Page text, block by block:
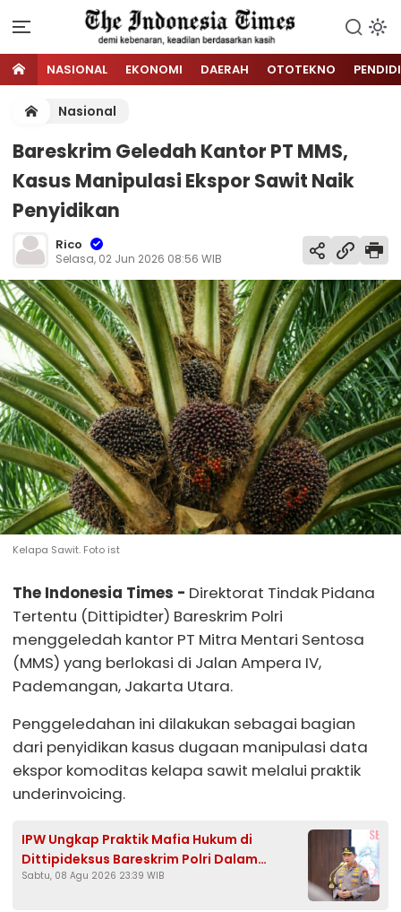
NASIONAL EKONOMI DAERAH OTOTEKNO
Nasional
Bareskrim Geledah Kantor PT MMS,
Kasus Manipulasi Ekspor Sawit Naik
Penyidikan
Rico
Selasa, 02 Jun 2026 08:56 WIB
Kelapa Sawit. Foto ist
The Indonesia Times - Direktorat Tindak Pidana
Tertentu (Dittipidter) Bareskrim Polri
menggeledah kantor PT Mitra Mentari Sentosa
(MMS) yang berlokasi di Jalan Ampera IV,
Pademangan, Jakarta Utara.
Penggeledahan ini dilakukan sebagai bagian
dari penyidikan kasus dugaan manipulasi data
ekspor komoditas kelapa sawit melalui praktik
underinvoicing.
IPW Ungkap Praktik Mafia Hukum di
Dittipideksus Bareskrim Polri Dalam
Penanganan Kasus PT ARA
Sabtu, 08 Agu 2026 23:39 WIB